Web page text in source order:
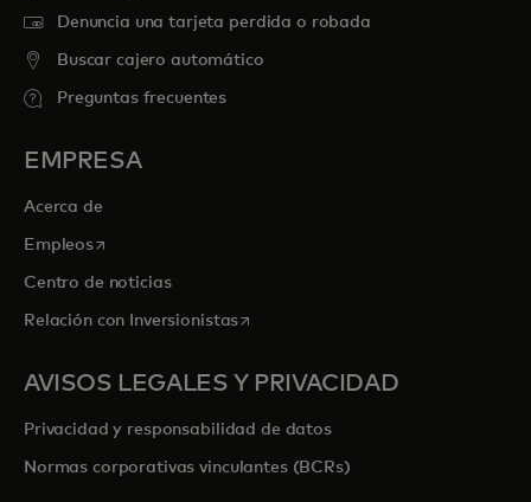
Denuncia una tarjeta perdida o robada
Buscar cajero automático
Preguntas frecuentes
EMPRESA
Acerca de
Empleosse abre en una pestaña nueva
Centro de noticias
Relación con Inversionistasse abre en una pestaña nueva
AVISOS LEGALES Y PRIVACIDAD
Privacidad y responsabilidad de datos
Normas corporativas vinculantes (BCRs)